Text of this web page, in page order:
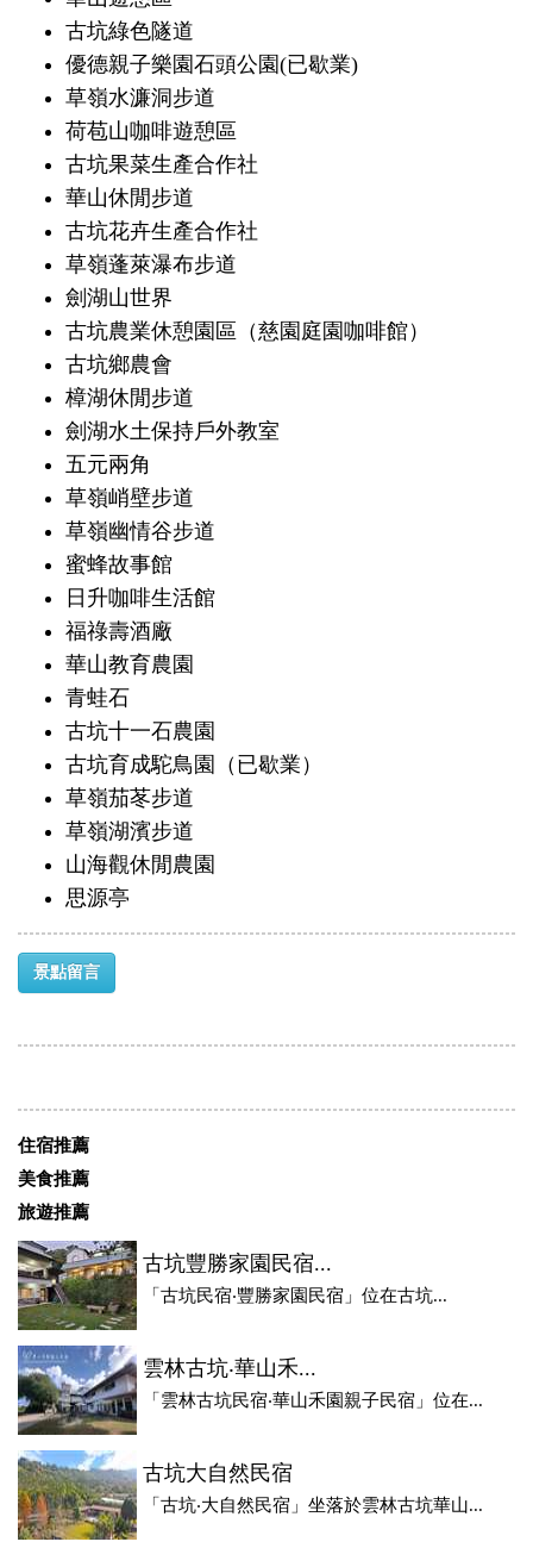
古坑綠色隧道
優德親子樂園石頭公園(已歇業)
草嶺水濂洞步道
荷苞山咖啡遊憩區
古坑果菜生產合作社
華山休閒步道
古坑花卉生產合作社
草嶺蓬萊瀑布步道
劍湖山世界
古坑農業休憩園區（慈園庭園咖啡館）
古坑鄉農會
樟湖休閒步道
劍湖水土保持戶外教室
五元兩角
草嶺峭壁步道
草嶺幽情谷步道
蜜蜂故事館
日升咖啡生活館
福祿壽酒廠
華山教育農園
青蛙石
古坑十一石農園
古坑育成駝鳥園（已歇業）
草嶺茄苳步道
草嶺湖濱步道
山海觀休閒農園
思源亭
景點留言
住宿推薦
美食推薦
旅遊推薦
古坑豐勝家園民宿...
「古坑民宿‧豐勝家園民宿」位在古坑...
雲林古坑‧華山禾...
「雲林古坑民宿‧華山禾園親子民宿」位在...
古坑大自然民宿
「古坑‧大自然民宿」坐落於雲林古坑華山...